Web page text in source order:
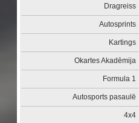
Dragreiss
Autosprints
Kartings
Okartes Akadēmija
Formula 1
Autosports pasaulē
4x4